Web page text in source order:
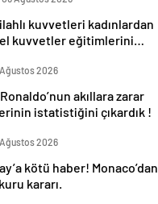
kuvvetleri kadınlardan
kuvvetler eğitimlerini
2026
akıllara zarar
istatistiğini çıkardık !
2026
kötü haber! Monaco’dan
kararı.